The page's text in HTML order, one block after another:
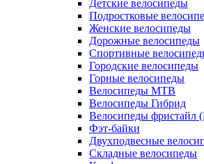
Детские велосипеды
Подростковые
Женские велосипеды
Дорожные велосипеды
Спортивные
Городские велосипеды
Горные велосипеды
Велосипеды MTB
Велосипеды Гибрид
Велосипеды фристайл
Фэт-байки
Двухподвесные
Складные велосипеды